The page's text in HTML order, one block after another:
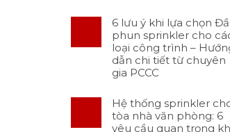
6 lưu ý khi lựa chọn
phun sprinkler cho
loại công trình –
dẫn chi tiết từ chuyên
gia PCCC
Hệ thống sprinkler
tòa nhà văn phòng: 6
yêu cầu quan trọng